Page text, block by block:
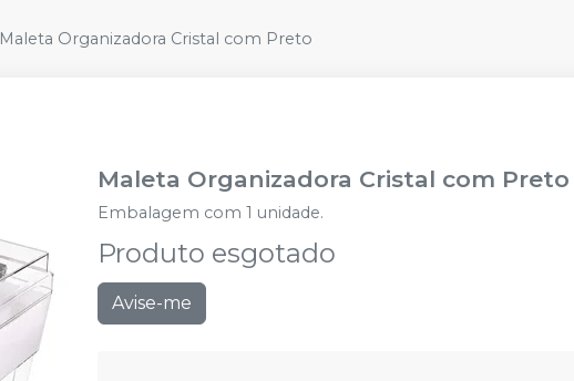
Maleta Organizadora Cristal com Preto
Maleta Organizadora Cristal com Preto
Embalagem com 1 unidade.
Produto esgotado
Avise-me